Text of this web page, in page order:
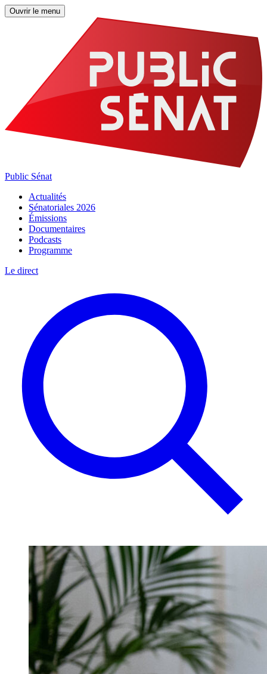
Ouvrir le menu
Public Sénat
Actualités
Sénatoriales 2026
Émissions
Documentaires
Podcasts
Programme
Le direct